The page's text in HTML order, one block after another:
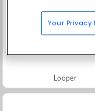
Looper
Your Privacy